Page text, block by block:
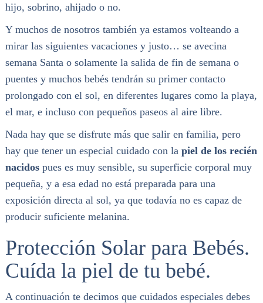
hijo, sobrino, ahijado o no.
Y muchos de nosotros también ya estamos volteando a
mirar las siguientes vacaciones y justo… se avecina
semana Santa o solamente la salida de fin de semana o
puentes y muchos bebés tendrán su primer contacto
prolongado con el sol, en diferentes lugares como la playa,
el mar, e incluso con pequeños paseos al aire libre.
Nada hay que se disfrute más que salir en familia, pero
hay que tener un especial cuidado con la piel de los recién
nacidospues es muy sensible, su superficie corporal muy
pequeña, y a esa edad no está preparada para una
exposición directa al sol, ya que todavía no es capaz de
producir suficiente melanina.
Protección Solar para Bebés.
Cuída la piel de tu bebé.
A continuación te decimos que cuidados especiales debes